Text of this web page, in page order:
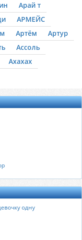
Арай т
АРМЕЙС
Артём
Артур
Ассоль
Ахахах
одну